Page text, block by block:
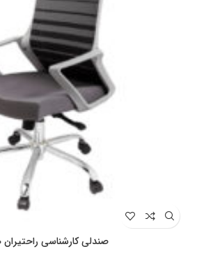
صندلی کارشناسی راحتیران S 2310